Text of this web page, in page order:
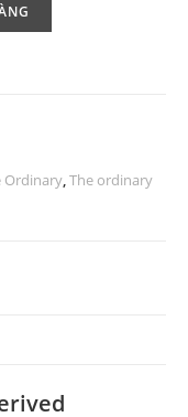
Ordinary,The ordinary